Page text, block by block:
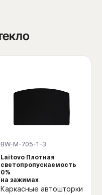
BW-M-705-1-3
Laitovo Плотная
светопропускаемость
0%
на зажимах
Каркасные автошторки